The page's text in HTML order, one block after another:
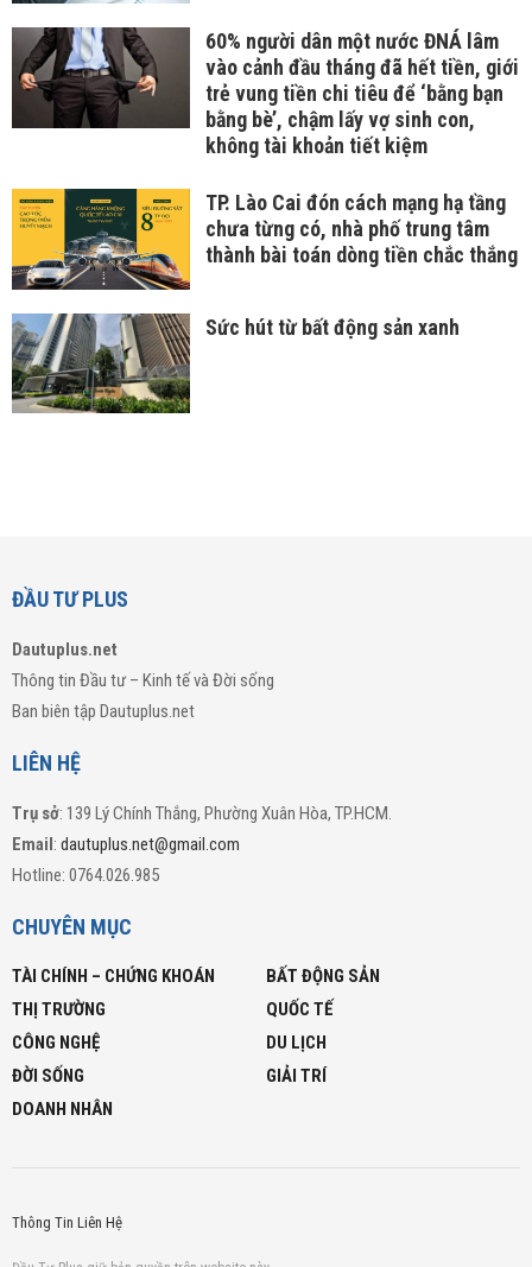
60% người dân một nước ĐNÁ lâm
vào cảnh đầu tháng đã hết tiền, giới
trẻ vung tiền chi tiêu để ‘bằng bạn
bằng bè’, chậm lấy vợ sinh con,
không tài khoản tiết kiệm
TP. Lào Cai đón cách mạng hạ tầng
chưa từng có, nhà phố trung tâm
thành bài toán dòng tiền chắc thắng
Sức hút từ bất động sản xanh
ĐẦU TƯ PLUS
Dautuplus.net
Thông tin Đầu tư – Kinh tế và Đời sống
Ban biên tập Dautuplus.net
LIÊN HỆ
Trụ sở: 139 Lý Chính Thắng, Phường Xuân Hòa, TP.HCM.
Email: dautuplus.net@gmail.com
Hotline: 0764.026.985
CHUYÊN MỤC
TÀI CHÍNH – CHỨNG KHOÁN
BẤT ĐỘNG SẢN
THỊ TRƯỜNG
QUỐC TẾ
CÔNG NGHỆ
DU LỊCH
ĐỜI SỐNG
GIẢI TRÍ
DOANH NHÂN
Thông Tin Liên Hệ